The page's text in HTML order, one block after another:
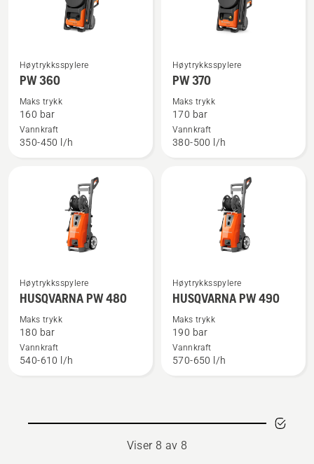
Se
flere
om
PW 360
Høytrykksspylere
PW 360
Maks trykk
160 bar
Vannkraft
350-450 l/h
Se
flere
om
PW 370
Høytrykksspylere
PW 370
Maks trykk
170 bar
Vannkraft
380-500 l/h
Se
flere
om
HUSQVARNA
PW 480
Høytrykksspylere
HUSQVARNA PW 480
Maks trykk
180 bar
Vannkraft
540-610 l/h
Se
flere
om
HUSQVARNA
PW 490
Høytrykksspylere
HUSQVARNA PW 490
Maks trykk
190 bar
Vannkraft
570-650 l/h
Viser 8 av 8